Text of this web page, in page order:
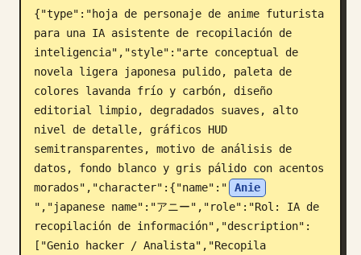
Blog
Actualizaciones
{"type":"hoja de personaje de anime futurista
para una IA asistente de recopilación de
inteligencia","style":"arte conceptual de
novela ligera japonesa pulido, paleta de
colores lavanda frío y carbón, diseño
editorial limpio, degradados suaves, alto
nivel de detalle, gráficos HUD
semitransparentes, motivo de análisis de
datos, fondo blanco y gris pálido con acentos
morados","character":{"name":"
Anie
","japanese name":"アニー","role":"Rol: IA de
recopilación de información","description":
["Genio hacker / Analista","Recopila